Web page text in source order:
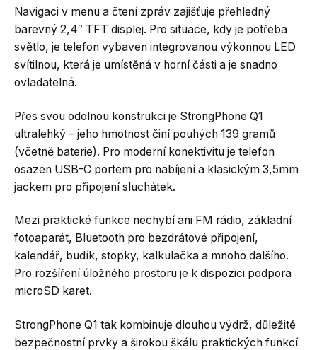
Navigaci v menu a čtení zpráv zajišťuje přehledný
barevný 2,4″ TFT displej. Pro situace, kdy je potřeba
světlo, je telefon vybaven integrovanou výkonnou LED
svítilnou, která je umístěná v horní části a je snadno
ovladatelná.
Přes svou odolnou konstrukci je StrongPhone Q1
ultralehký – jeho hmotnost činí pouhých 139 gramů
(včetně baterie). Pro moderní konektivitu je telefon
osazen USB-C portem pro nabíjení a klasickým 3,5mm
jackem pro připojení sluchátek.
Mezi praktické funkce nechybí ani FM rádio, základní
fotoaparát, Bluetooth pro bezdrátové připojení,
kalendář, budík, stopky, kalkulačka a mnoho dalšího.
Pro rozšíření úložného prostoru je k dispozici podpora
microSD karet.
StrongPhone Q1 tak kombinuje dlouhou výdrž, důležité
bezpečnostní prvky a širokou škálu praktických funkcí